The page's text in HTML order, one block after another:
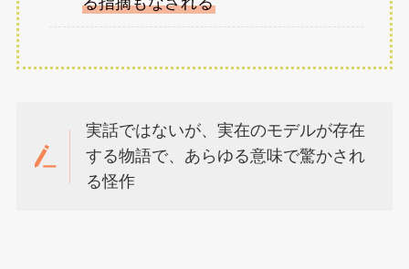
実話ではないが、実在のモデルが存在
する物語で、あらゆる意味で驚かされ
る怪作